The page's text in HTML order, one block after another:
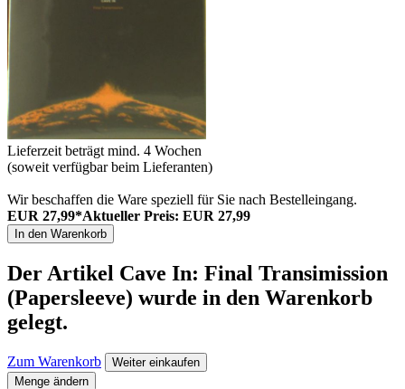
Lieferzeit beträgt mind. 4 Wochen
(soweit verfügbar beim Lieferanten)
Wir beschaffen die Ware speziell für Sie nach Bestelleingang.
EUR 27,99*Aktueller Preis: EUR 27,99
In den Warenkorb
Der Artikel Cave In: Final Transimission
(Papersleeve) wurde in den Warenkorb
gelegt.
Zum Warenkorb
Weiter einkaufen
Menge ändern